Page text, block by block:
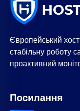
Європейський
стабільну роботу
проактивний
Посилання